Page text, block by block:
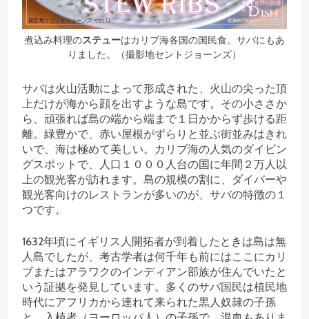
煮込み料理のステューはカリブ海各国の国民食。サバにもあ
りました。（撮影地セントジョーンズ）
サバは火山活動によって形成された、火山の尖った頂
上だけが海から顔を出すような島です。その小ささか
ら、頑張れば島の端から端まで１日かからず歩ける距
離。緑豊かで、赤い屋根がずらりと並ぶ街並みはきれ
いで、海は極めて美しい。カリブ海の人気のダイビン
グスポットで、人口１０００人台の国に年間２万人以
上の観光客が訪れます。島の規模の割に、ダイバーや
観光客向けのレストランが多いのが、サバの特徴の１
つです。
1632年頃にイギリス人開拓者が到着したときは島は無
人島でしたが、考古学者は何千年も前にはここにカリ
ブまたはアラワクのインディアン部族が住んでいたと
いう証拠を発見しています。多くのサバ国民は植民地
時代にアフリカから連れて来られた黒人奴隷の子孫